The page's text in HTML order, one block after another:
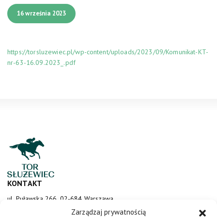
Zarządzaj prywatnością
16 września 2023
https://torsluzewiec.pl/wp-content/uploads/2023/09/Komunikat-KT-
nr-63-16.09.2023_.pdf
KONTAKT
ul. Puławska 266, 02-684 Warszawa
sluzewiec@totalizator.pl